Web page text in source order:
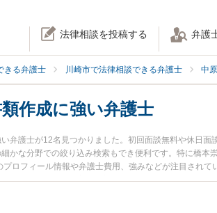
法律相談を投稿する 弁護
きる弁護士 川崎市で法律相談できる弁護士 中
作成に強い弁護士
弁護士が12名見つかりました。初回面談無料や休日
かな分野での絞り込み検索もでき便利です。特に橋
ロフィール情報や弁護士費用、強みなどが注目され
のトラブル解決の実績豊富な近くの弁護士を検索し
におすすめです。